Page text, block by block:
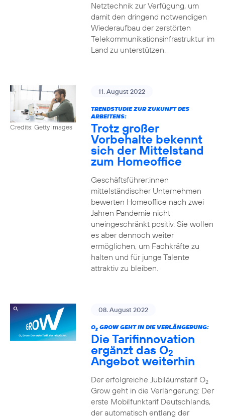
Netztechnik zur Verfügung, um
damit den dringend notwendigen
Wiederaufbau der zerstörten
Telekommunikationsinfrastruktur im
Land zu unterstützen.
Credits: Getty Images
11. August 2022
TRENDSTUDIE ZUR ZUKUNFT DES
ARBEITENS:
Trotz großer
Vorbehalte bekennt
sich der Mittelstand
zum Homeoffice
Geschäftsführer:innen
mittelständischer Unternehmen
bewerten Homeoffice nach zwei
Jahren Pandemie nicht
uneingeschränkt positiv. Sie wollen
es aber dennoch weiter
ermöglichen, um Fachkräfte zu
halten und für junge Talente
attraktiv zu bleiben.
08. August 2022
O2GROW GEHT IN DIE VERLÄNGERUNG:
Die Tarifinnovation
ergänzt das O2
Angebot weiterhin
Der erfolgreiche Jubiläumstarif O2
Grow geht in die Verlängerung: Der
erste Mobilfunktarif Deutschlands,
der automatisch entlang der